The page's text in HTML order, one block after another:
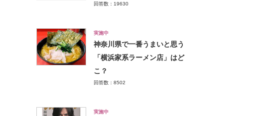
回答数：19630
実施中
神奈川県で一番うまいと思う
「横浜家系ラーメン店」はど
こ？
回答数：8502
実施中